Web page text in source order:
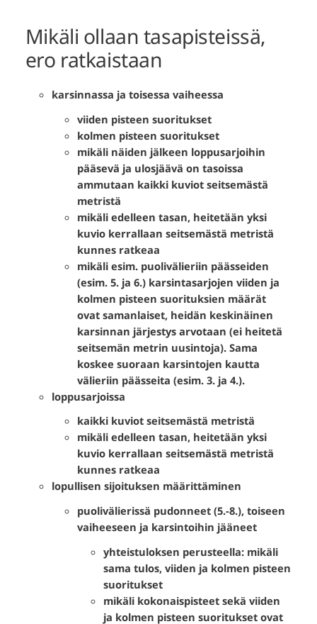
Mikäli ollaan tasapisteissä,
ero ratkaistaan
karsinnassa ja toisessa vaiheessa
viiden pisteen suoritukset
kolmen pisteen suoritukset
mikäli näiden jälkeen loppusarjoihin
pääsevä ja ulosjäävä on tasoissa
ammutaan kaikki kuviot seitsemästä
metristä
mikäli edelleen tasan, heitetään yksi
kuvio kerrallaan seitsemästä metristä
kunnes ratkeaa
mikäli esim. puolivälieriin päässeiden
(esim. 5. ja 6.) karsintasarjojen viiden ja
kolmen pisteen suorituksien määrät
ovat samanlaiset, heidän keskinäinen
karsinnan järjestys arvotaan (ei heitetä
seitsemän metrin uusintoja). Sama
koskee suoraan karsintojen kautta
välieriin päässeita (esim. 3. ja 4.).
loppusarjoissa
kaikki kuviot seitsemästä metristä
mikäli edelleen tasan, heitetään yksi
kuvio kerrallaan seitsemästä metristä
kunnes ratkeaa
lopullisen sijoituksen määrittäminen
puolivälierissä pudonneet (5.-8.), toiseen
vaiheeseen ja karsintoihin jääneet
yhteistuloksen perusteella: mikäli
sama tulos, viiden ja kolmen pisteen
suoritukset
mikäli kokonaispisteet sekä viiden
ja kolmen pisteen suoritukset ovat